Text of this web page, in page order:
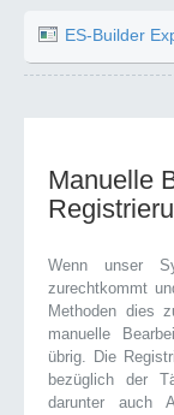
ES-Builder
Manuelle
Wenn unser
zurechtkommt
Methoden dies
manuelle
übrig. Die
bezüglich der
darunter auch